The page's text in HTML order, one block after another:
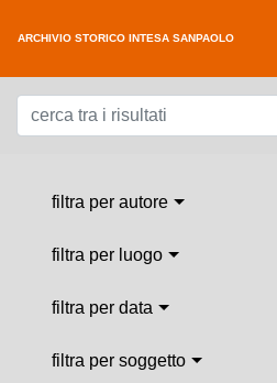
ARCHIVIO STORICO INTESA SANPAOLO
filtra per autore
filtra per luogo
filtra per data
filtra per soggetto